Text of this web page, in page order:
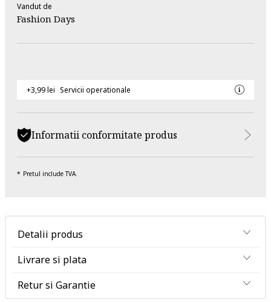
Vandut de
Fashion Days
+3,99 lei Servicii operationale
Informatii conformitate produs
Pretul include TVA.
Detalii produs
Livrare si plata
Retur si Garantie